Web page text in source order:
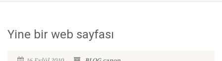
Yine bir web sayfası